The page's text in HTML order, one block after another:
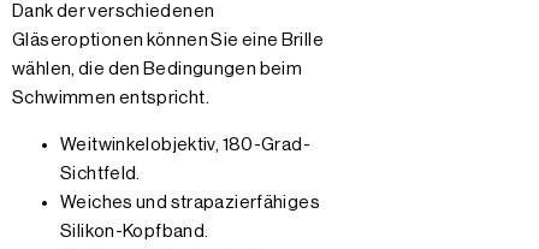
Dank der verschiedenen
Gläseroptionen können Sie eine Brille
wählen, die den Bedingungen beim
Schwimmen entspricht.
Weitwinkelobjektiv, 180-Grad-
Sichtfeld.
Weiches und strapazierfähiges
Silikon-Kopfband.